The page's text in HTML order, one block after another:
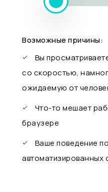
Возможные причины:
Вы
со скоростью,
ожидаемую от
Что-то мешает
браузере
Ваше поведение
автоматизированных